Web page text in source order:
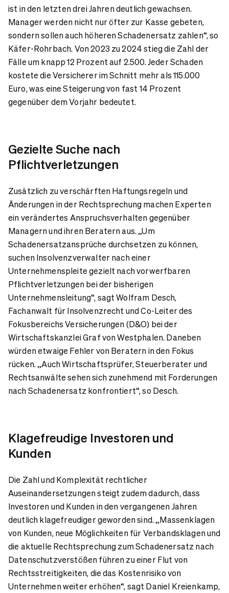
ist in den letzten drei Jahren deutlich gewachsen.
Manager werden nicht nur öfter zur Kasse gebeten,
sondern sollen auch höheren Schadenersatz zahlen“, so
Käfer-Rohrbach. Von 2023 zu 2024 stieg die Zahl der
Fälle um knapp 12 Prozent auf 2.500. Jeder Schaden
kostete die Versicherer im Schnitt mehr als 115.000
Euro, was eine Steigerung von fast 14 Prozent
gegenüber dem Vorjahr bedeutet.
Gezielte Suche nach
Pflichtverletzungen
Zusätzlich zu verschärften Haftungsregeln und
Änderungen in der Rechtsprechung machen Experten
ein verändertes Anspruchsverhalten gegenüber
Managern und ihren Beratern aus. „Um
Schadenersatzansprüche durchsetzen zu können,
suchen Insolvenzverwalter nach einer
Unternehmenspleite gezielt nach vorwerfbaren
Pflichtverletzungen bei der bisherigen
Unternehmensleitung“, sagt Wolfram Desch,
Fachanwalt für Insolvenzrecht und Co-Leiter des
Fokusbereichs Versicherungen (D&O) bei der
Wirtschaftskanzlei Graf von Westphalen. Daneben
würden etwaige Fehler von Beratern in den Fokus
rücken. „Auch Wirtschaftsprüfer, Steuerberater und
Rechtsanwälte sehen sich zunehmend mit Forderungen
nach Schadenersatz konfrontiert“, so Desch.
Klagefreudige Investoren und
Kunden
Die Zahl und Komplexität rechtlicher
Auseinandersetzungen steigt zudem dadurch, dass
Investoren und Kunden in den vergangenen Jahren
deutlich klagefreudiger geworden sind. „Massenklagen
von Kunden, neue Möglichkeiten für Verbandsklagen und
die aktuelle Rechtsprechung zum Schadenersatz nach
Datenschutzverstößen führen zu einer Flut von
Rechtsstreitigkeiten, die das Kostenrisiko von
Unternehmen weiter erhöhen“, sagt Daniel Kreienkamp,